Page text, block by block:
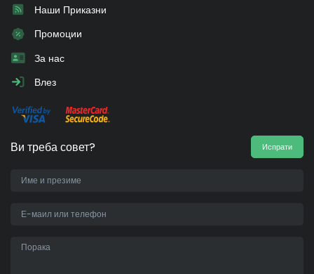
Наши Приказни
Промоции
За нас
Влез
Ви треба совет? Испрати